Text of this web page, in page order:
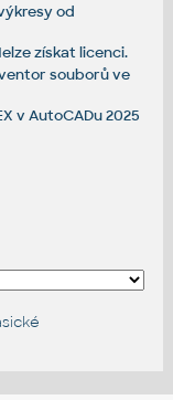
od
získat licenci.
souborů ve
v AutoCADu 2025